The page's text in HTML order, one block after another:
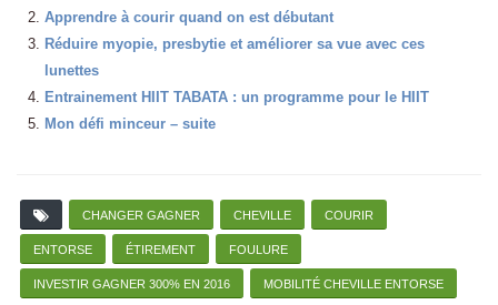
Apprendre à courir quand on est débutant
Réduire myopie, presbytie et améliorer sa vue avec ces
lunettes
Entrainement HIIT TABATA : un programme pour le HIIT
Mon défi minceur – suite
CHANGER GAGNER CHEVILLE COURIR
ENTORSE ÉTIREMENT FOULURE
INVESTIR GAGNER 300% EN 2016 MOBILITÉ CHEVILLE ENTORSE